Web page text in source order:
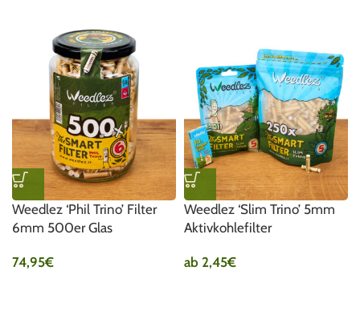
Weedlez ‘Phil Trino’ Filter
6mm 500er Glas
74,95€
Weedlez ‘Slim Trino’ 5mm
Aktivkohlefilter
ab 2,45€